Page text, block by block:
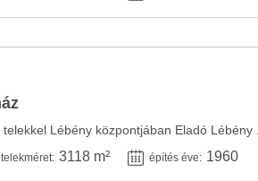
Lébény központjában Eladó Lébény
telekméret: 3118 m² építés éve: 1960